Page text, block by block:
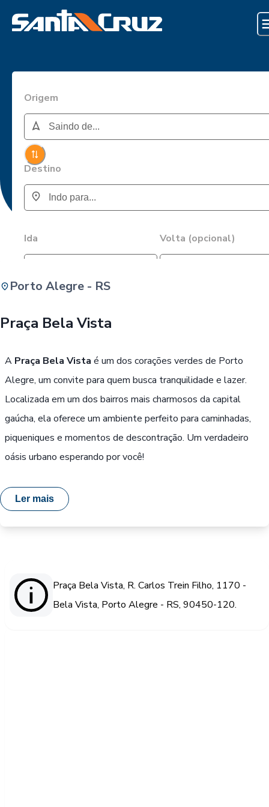
Origem
Destino
Ida Volta (opcional)
Porto Alegre - RS
Praça Bela Vista
A Praça Bela Vista é um dos corações verdes de Porto
Alegre, um convite para quem busca tranquilidade e lazer.
Localizada em um dos bairros mais charmosos da capital
gaúcha, ela oferece um ambiente perfeito para caminhadas,
piqueniques e momentos de descontração. Um verdadeiro
oásis urbano esperando por você!
Ler mais
Praça Bela Vista, R. Carlos Trein Filho, 1170 -
Bela Vista, Porto Alegre - RS, 90450-120.